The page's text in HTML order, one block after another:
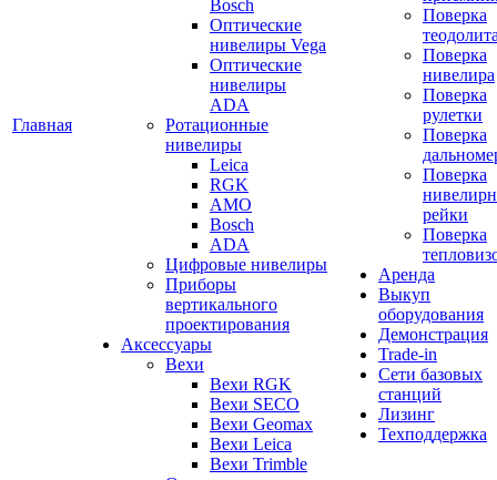
Главная
Bosch
Оптические
нивелиры Vega
Оптические
нивелиры
ADA
Ротационные
нивелиры
Leica
RGK
AMO
Bosch
ADA
Цифровые нивелиры
Приборы
вертикального
проектирования
Аксессуары
Вехи
Вехи RGK
Вехи SECO
Вехи Geomax
Вехи Leica
Вехи Trimble
Поверка
Поверка
нивелира
Поверка
рулетки
Поверка
Поверка
рейки
Поверка
Аренда
Выкуп
оборудования
Демонстрация
Trade-in
Сети базовых
станций
Лизинг
Техподдержка